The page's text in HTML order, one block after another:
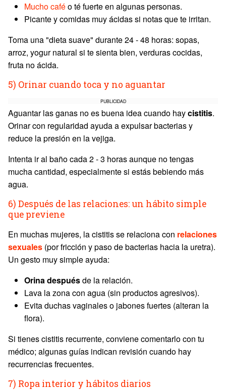
Mucho caféo té fuerte en algunas personas.
Picante y comidas muy ácidas si notas que te irritan.
Toma una "dieta suave" durante 24 - 48 horas: sopas,
arroz, yogur natural si te sienta bien, verduras cocidas,
fruta no ácida.
5) Orinar cuando toca y no aguantar
PUBLICIDAD
Aguantar las ganas no es buena idea cuando haycistitis.
Orinar con regularidad ayuda a expulsar bacterias y
reduce la presión en la vejiga.
Intenta ir al baño cada 2 - 3 horas aunque no tengas
mucha cantidad, especialmente si estás bebiendo más
agua.
6) Después de las relaciones: un hábito simple
que previene
En muchas mujeres, la cistitis se relaciona con relaciones
sexuales (por fricción y paso de bacterias hacia la uretra).
Un gesto muy simple ayuda:
Orina despuésde la relación.
Lava la zona con agua (sin productos agresivos).
Evita duchas vaginales o jabones fuertes (alteran la
flora).
Si tienes cistitis recurrente, conviene comentarlo con tu
médico; algunas guías indican revisión cuando hay
recurrencias frecuentes.
7) Ropa interior y hábitos diarios